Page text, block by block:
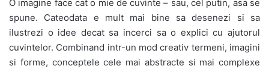
O imagine face cat o mie de cuvinte – sau, cel putin, asa se
spune. Cateodata e mult mai bine sa desenezi si sa
ilustrezi o idee decat sa incerci sa o explici cu ajutorul
cuvintelor. Combinand intr-un mod creativ termeni, imagini
si forme, conceptele cele mai abstracte si mai complexe